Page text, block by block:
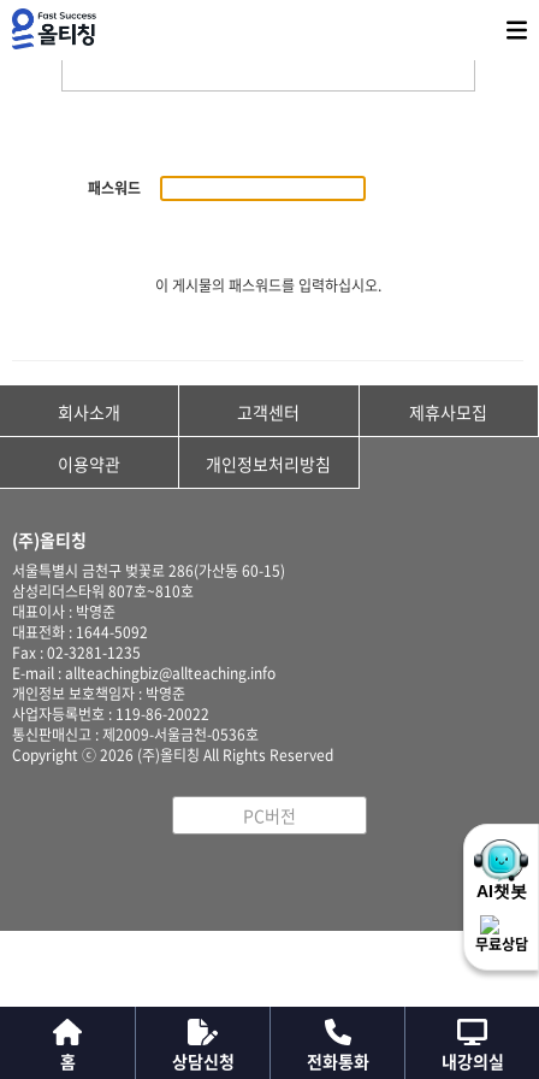
패스워드
이 게시물의 패스워드를 입력하십시오.
회사소개 고객센터 제휴사모집
이용약관 개인정보처리방침
(주)올티칭
서울특별시 금천구 벚꽃로 286(가산동 60-15)
삼성리더스타워 807호~810호
대표이사 : 박영준
대표전화 : 1644-5092
Fax : 02-3281-1235
E-mail : allteachingbiz@allteaching.info
개인정보 보호책임자 : 박영준
사업자등록번호 : 119-86-20022
통신판매신고 : 제2009-서울금천-0536호
Copyright ⓒ 2026 (주)올티칭 All Rights Reserved
PC버전
홈 상담신청 전화통화 내강의실
무료상담